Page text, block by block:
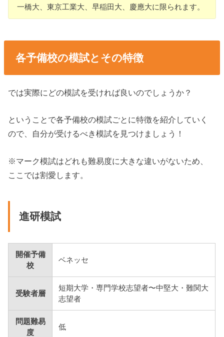
一橋大、東京工業大、早稲田大、慶應大に限られます。
各予備校の模試とその特徴
では実際にどの模試を受ければ良いのでしょうか？
ということで各予備校の模試ごとに特徴を紹介していく
ので、自分が受けるべき模試を見つけましょう！
※マーク模試はどれも難易度に大きな違いがないため、
ここでは割愛します。
進研模試
開催予備
校
ベネッセ
受験者層
短期大学・専門学校志望者〜中堅大・難関大
志望者
問題難易
度
低